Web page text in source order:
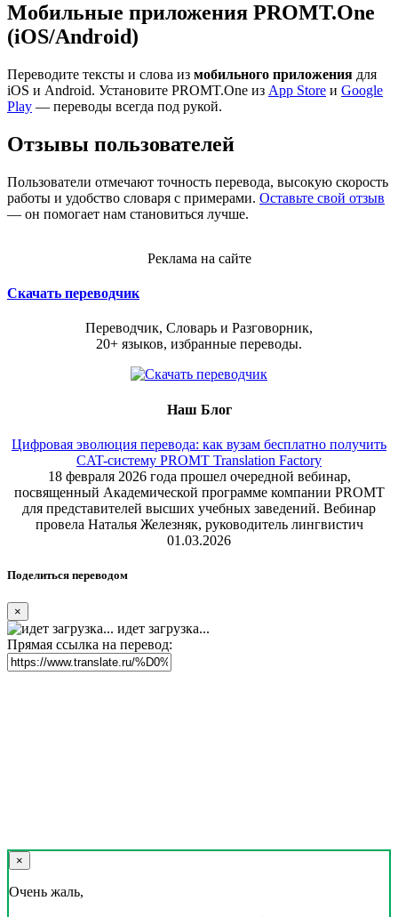
Мобильные приложения PROMT.One
(iOS/Android)
Переводите тексты и слова из мобильного приложения для
iOS и Android. Установите PROMT.One из App Store и Google
Play — переводы всегда под рукой.
Отзывы пользователей
Пользователи отмечают точность перевода, высокую скорость
работы и удобство словаря с примерами. Оставьте свой отзыв
— он помогает нам становиться лучше.
Реклама на сайте
Скачать переводчик
Переводчик, Словарь и Разговорник,
20+ языков, избранные переводы.
Наш Блог
Цифровая эволюция перевода: как вузам бесплатно получить
CAT-систему PROMT Translation Factory
18 февраля 2026 года прошел очередной вебинар,
посвященный Академической программе компании PROMT
для представителей высших учебных заведений. Вебинар
провела Наталья Железняк, руководитель лингвистич
01.03.2026
Поделиться переводом
×
идет загрузка...
Прямая ссылка на перевод:
×
Очень жаль,